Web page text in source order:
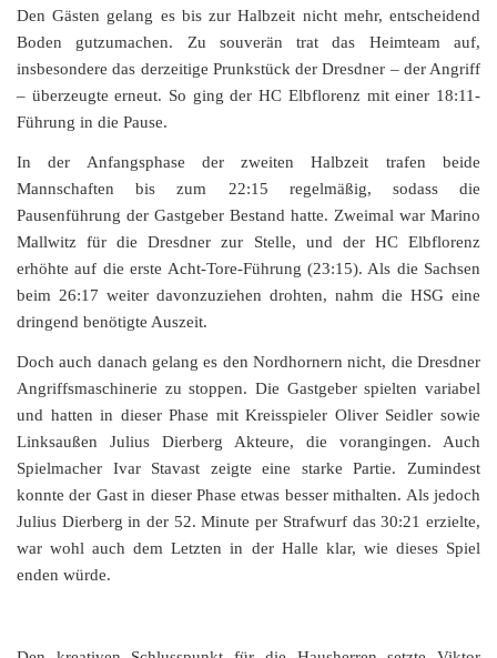
Den Gästen gelang es bis zur Halbzeit nicht mehr, entscheidend
Boden gutzumachen. Zu souverän trat das Heimteam auf,
insbesondere das derzeitige Prunkstück der Dresdner – der Angriff
– überzeugte erneut. So ging der HC Elbflorenz mit einer 18:11-
Führung in die Pause.
In der Anfangsphase der zweiten Halbzeit trafen beide
Mannschaften bis zum 22:15 regelmäßig, sodass die
Pausenführung der Gastgeber Bestand hatte. Zweimal war Marino
Mallwitz für die Dresdner zur Stelle, und der HC Elbflorenz
erhöhte auf die erste Acht-Tore-Führung (23:15). Als die Sachsen
beim 26:17 weiter davonzuziehen drohten, nahm die HSG eine
dringend benötigte Auszeit.
Doch auch danach gelang es den Nordhornern nicht, die Dresdner
Angriffsmaschinerie zu stoppen. Die Gastgeber spielten variabel
und hatten in dieser Phase mit Kreisspieler Oliver Seidler sowie
Linksaußen Julius Dierberg Akteure, die vorangingen. Auch
Spielmacher Ivar Stavast zeigte eine starke Partie. Zumindest
konnte der Gast in dieser Phase etwas besser mithalten. Als jedoch
Julius Dierberg in der 52. Minute per Strafwurf das 30:21 erzielte,
war wohl auch dem Letzten in der Halle klar, wie dieses Spiel
enden würde.